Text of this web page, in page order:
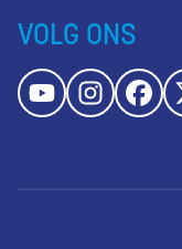
VOLG ONS